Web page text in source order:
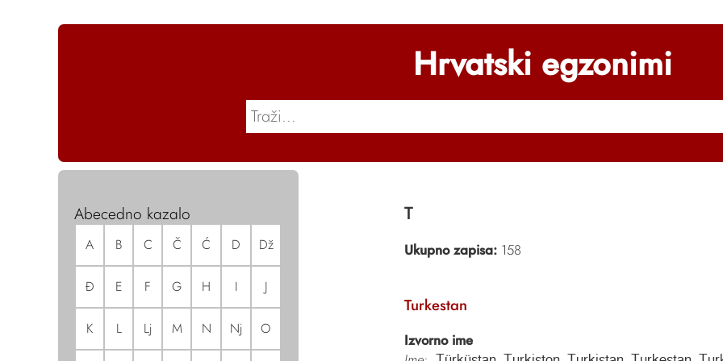
Hrvatski egzonimi
Abecedno kazalo
A B C Č Ć D Dž
Đ E F G H I J
K L Lj M N Nj O
T
Ukupno zapisa:158
Turkestan
Izvorno ime